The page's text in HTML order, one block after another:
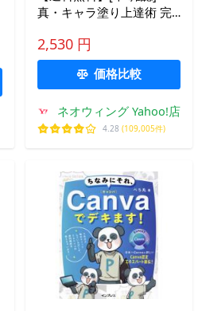
真・キャラ塗り上達術 完
マスター)/サイドランチ/著
2,530 円
価格比較
ネオウィング Yahoo!店
4.28 (109,005件)